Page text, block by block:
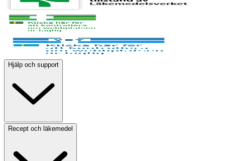
Hjälp och support
Recept och läkemedel